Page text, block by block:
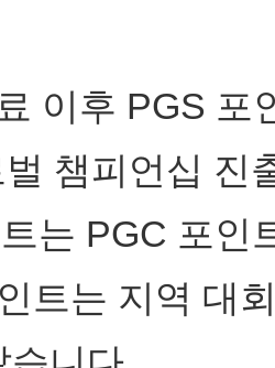
이후 PGS 포
챔피언십 진
는 PGC 포인
트는 지역 대